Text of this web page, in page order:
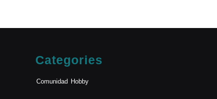
Categories
Comunidad Hobby